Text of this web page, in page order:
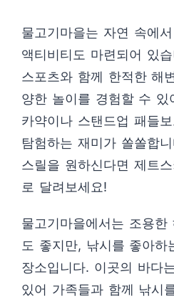
물고기마을는 자연 속에
액티비티도 마련되어 있
스포츠와 함께 한적한 해
양한 놀이를 경험할 수 있
카약이나 스탠드업 패들
탐험하는 재미가 쏠쏠합
스릴을 원하신다면 제트
로 달려보세요!
물고기마을에서는 조용한
도 좋지만, 낚시를 좋아하
장소입니다. 이곳의 바다
있어 가족들과 함께 낚시